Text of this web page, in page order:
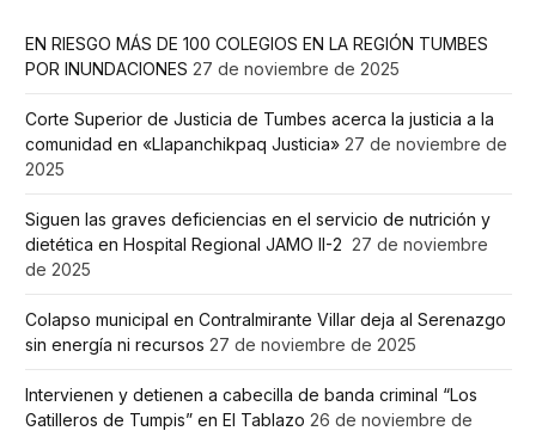
EN RIESGO MÁS DE 100 COLEGIOS EN LA REGIÓN TUMBES
POR INUNDACIONES 27 de noviembre de 2025
Corte Superior de Justicia de Tumbes acerca la justicia a la
comunidad en «Llapanchikpaq Justicia» 27 de noviembre de
2025
Siguen las graves deficiencias en el servicio de nutrición y
dietética en Hospital Regional JAMO II-2 27 de noviembre
de 2025
Colapso municipal en Contralmirante Villar deja al Serenazgo
sin energía ni recursos 27 de noviembre de 2025
Intervienen y detienen a cabecilla de banda criminal “Los
Gatilleros de Tumpis” en El Tablazo 26 de noviembre de